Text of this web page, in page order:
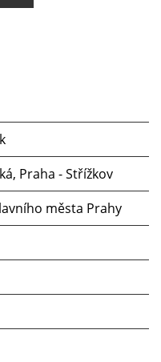
Praha - Střížkov
města Prahy